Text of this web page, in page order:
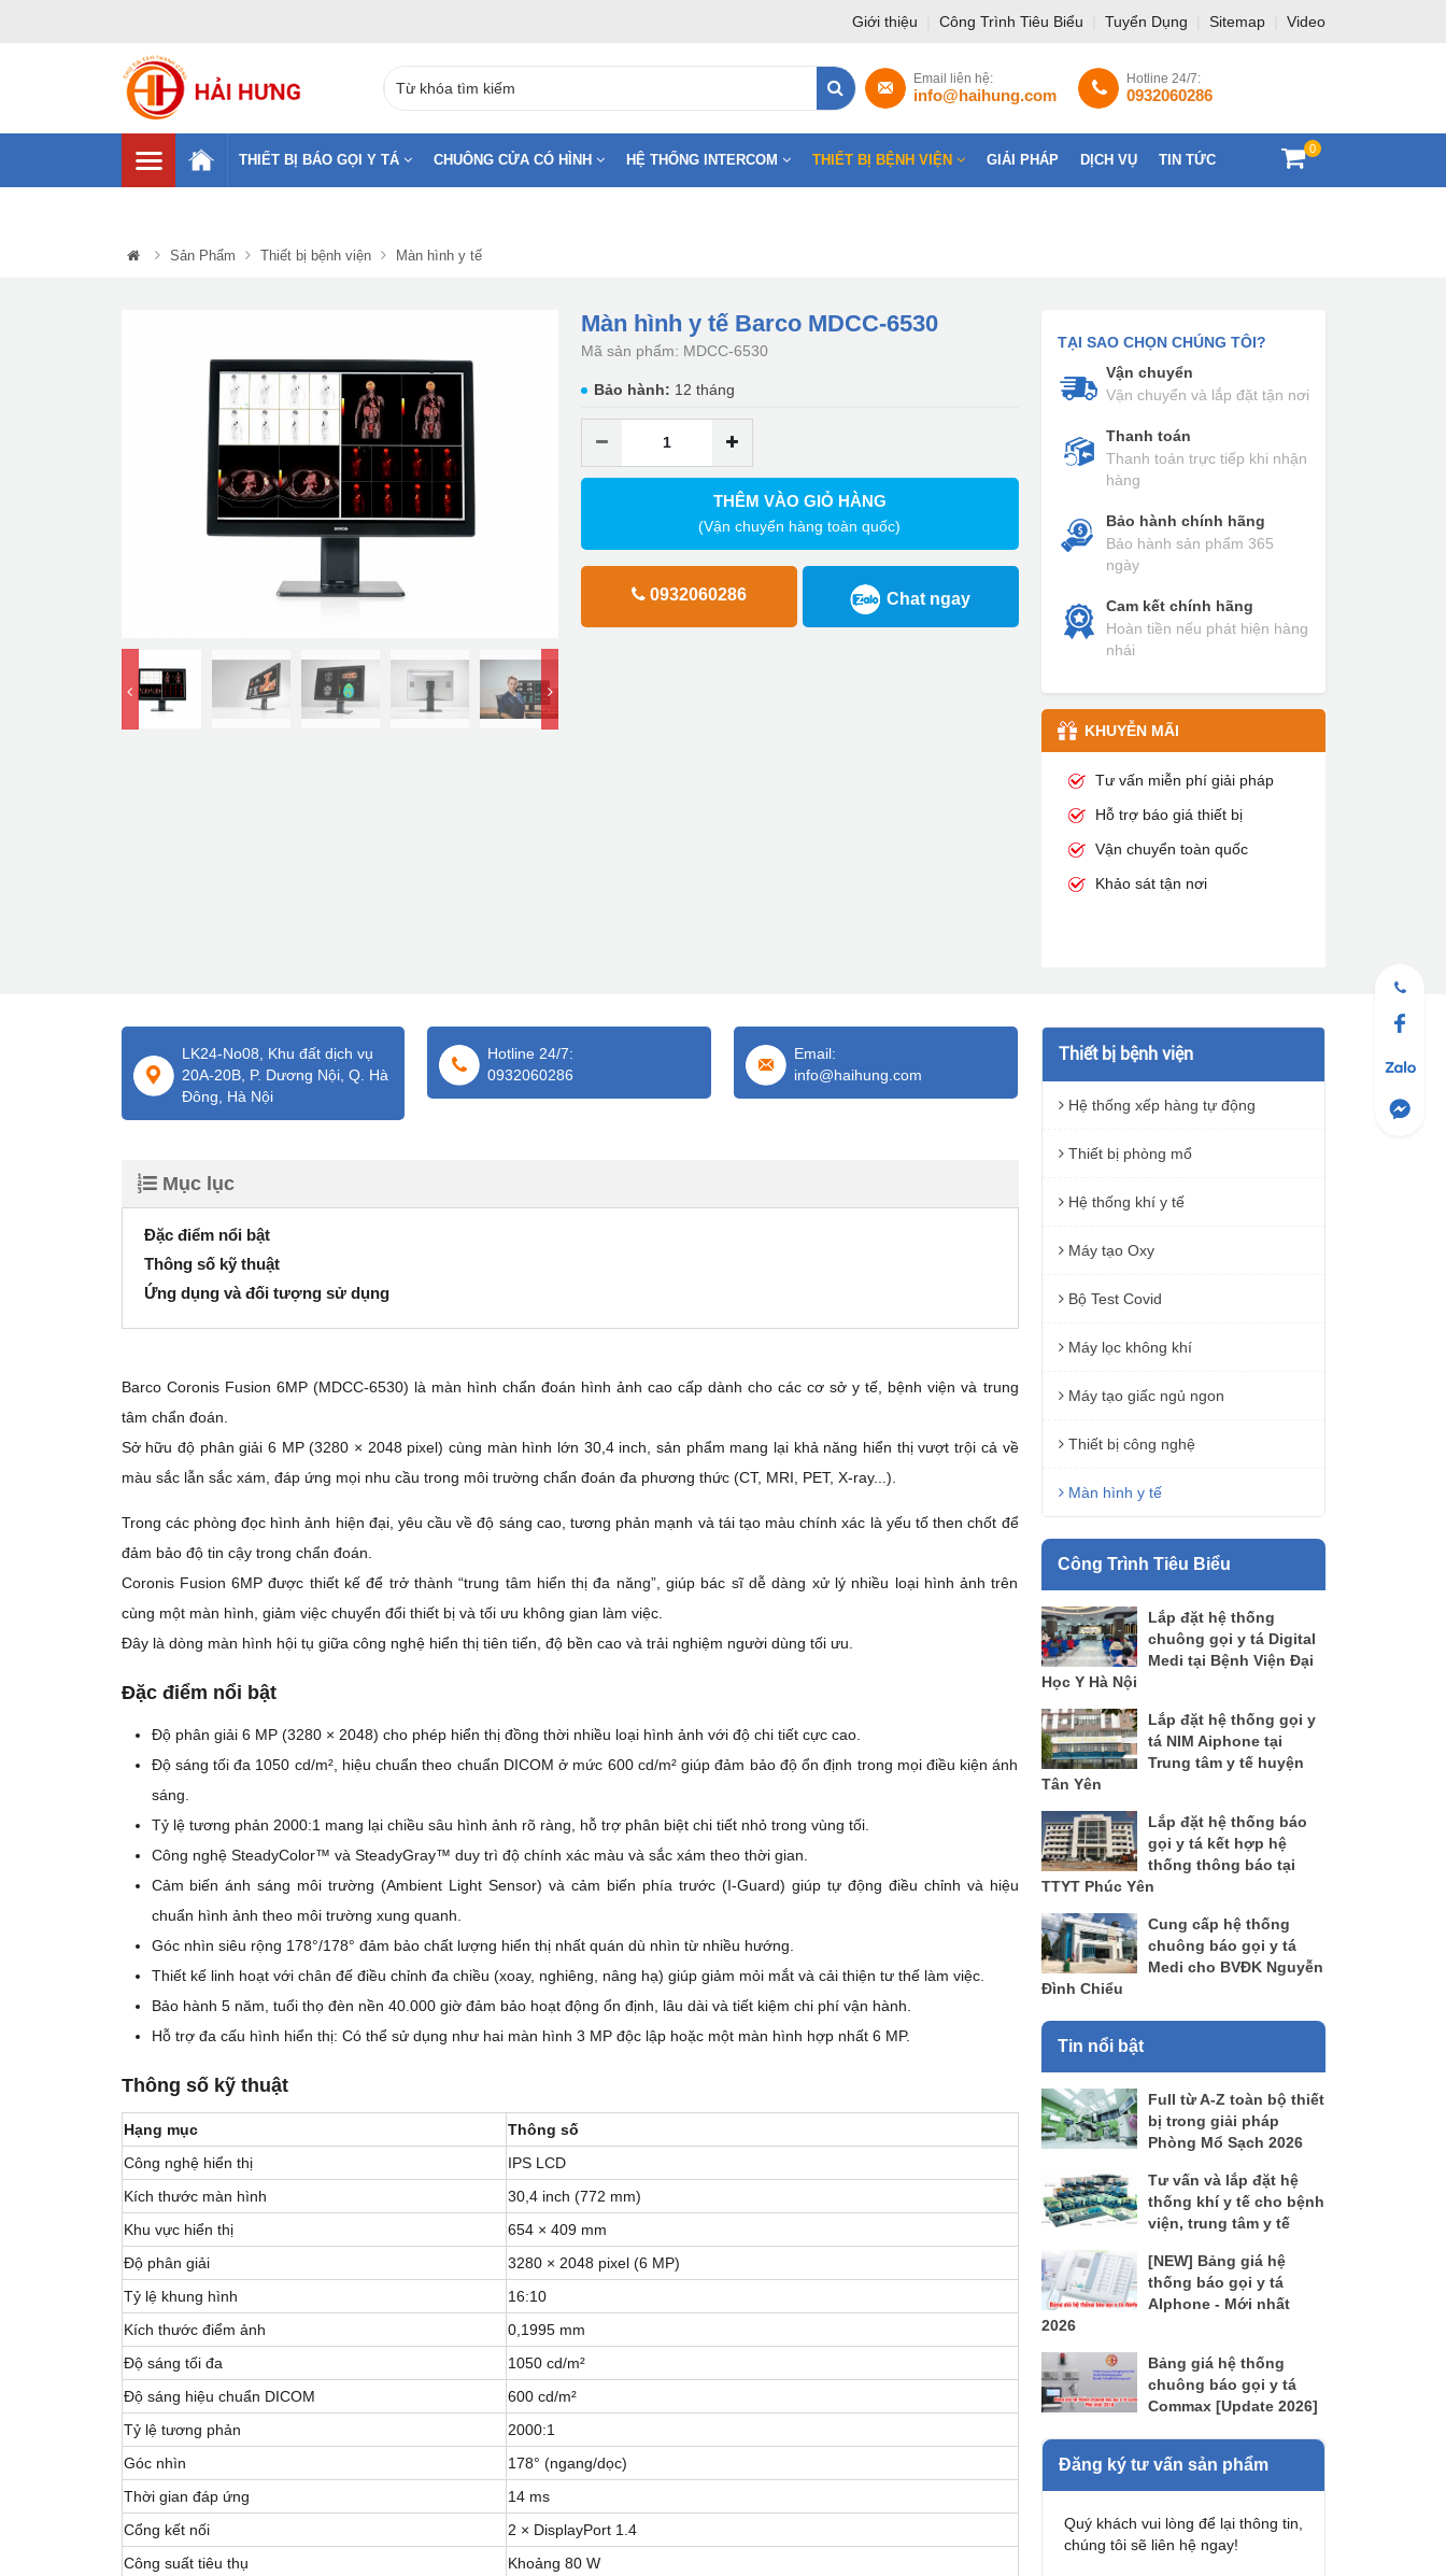
Giới thiệu Công Trình Tiêu Biểu Tuyển Dụng Sitemap Video
Hotline 24/7:
0932060286
Email liên hệ:
info@haihung.com
0
THIẾT BỊ BÁO GỌI Y TÁ CHUÔNG CỬA CÓ HÌNH HỆ THỐNG INTERCOM THIẾT BỊ BỆNH VIỆN GIẢI PHÁP DỊCH VỤ TIN TỨC
Sản Phẩm Thiết bị bệnh viện Màn hình y tế
Màn hình y tế Barco MDCC-6530
Mã sản phẩm: MDCC-6530
Bảo hành: 12 tháng
THÊM VÀO GIỎ HÀNG
(Vận chuyển hàng toàn quốc)
0932060286 Chat ngay
TẠI SAO CHỌN CHÚNG TÔI?
Vận chuyển
Vận chuyển và lắp đặt tận nơi
Thanh toán
Thanh toán trực tiếp khi nhận
hàng
Bảo hành chính hãng
Bảo hành sản phẩm 365
ngày
Cam kết chính hãng
Hoàn tiền nếu phát hiện hàng
nhái
KHUYỄN MÃI
Tư vấn miễn phí giải pháp
Hỗ trợ báo giá thiết bị
Vận chuyển toàn quốc
Khảo sát tận nơi
LK24-No08, Khu đất dịch vụ
20A-20B, P. Dương Nội, Q. Hà
Đông, Hà Nội
Hotline 24/7:
0932060286
Email:
info@haihung.com
Mục lục
Đặc điểm nổi bật
Thông số kỹ thuật
Ứng dụng và đối tượng sử dụng
Barco Coronis Fusion 6MP (MDCC-6530) là màn hình chẩn đoán hình ảnh cao cấp dành cho các cơ sở y tế, bệnh viện và trung
tâm chẩn đoán.
Sở hữu độ phân giải 6 MP (3280 × 2048 pixel) cùng màn hình lớn 30,4 inch, sản phẩm mang lại khả năng hiển thị vượt trội cả về
màu sắc lẫn sắc xám, đáp ứng mọi nhu cầu trong môi trường chẩn đoán đa phương thức (CT, MRI, PET, X-ray...).
Trong các phòng đọc hình ảnh hiện đại, yêu cầu về độ sáng cao, tương phản mạnh và tái tạo màu chính xác là yếu tố then chốt để
đảm bảo độ tin cậy trong chẩn đoán.
Coronis Fusion 6MP được thiết kế để trở thành “trung tâm hiển thị đa năng”, giúp bác sĩ dễ dàng xử lý nhiều loại hình ảnh trên
cùng một màn hình, giảm việc chuyển đổi thiết bị và tối ưu không gian làm việc.
Đây là dòng màn hình hội tụ giữa công nghệ hiển thị tiên tiến, độ bền cao và trải nghiệm người dùng tối ưu.
Đặc điểm nổi bật
Độ phân giải 6 MP (3280 × 2048) cho phép hiển thị đồng thời nhiều loại hình ảnh với độ chi tiết cực cao.
Độ sáng tối đa 1050 cd/m², hiệu chuẩn theo chuẩn DICOM ở mức 600 cd/m² giúp đảm bảo độ ổn định trong mọi điều kiện ánh
sáng.
Tỷ lệ tương phản 2000:1 mang lại chiều sâu hình ảnh rõ ràng, hỗ trợ phân biệt chi tiết nhỏ trong vùng tối.
Công nghệ SteadyColor™ và SteadyGray™ duy trì độ chính xác màu và sắc xám theo thời gian.
Cảm biến ánh sáng môi trường (Ambient Light Sensor) và cảm biến phía trước (I-Guard) giúp tự động điều chỉnh và hiệu
chuẩn hình ảnh theo môi trường xung quanh.
Góc nhìn siêu rộng 178°/178° đảm bảo chất lượng hiển thị nhất quán dù nhìn từ nhiều hướng.
Thiết kế linh hoạt với chân đế điều chỉnh đa chiều (xoay, nghiêng, nâng hạ) giúp giảm mỏi mắt và cải thiện tư thế làm việc.
Bảo hành 5 năm, tuổi thọ đèn nền 40.000 giờ đảm bảo hoạt động ổn định, lâu dài và tiết kiệm chi phí vận hành.
Hỗ trợ đa cấu hình hiển thị: Có thể sử dụng như hai màn hình 3 MP độc lập hoặc một màn hình hợp nhất 6 MP.
Thông số kỹ thuật
Hạng mục
Thông số
Công nghệ hiển thị
IPS LCD
Kích thước màn hình
30,4 inch (772 mm)
Khu vực hiển thị
654 × 409 mm
Độ phân giải
3280 × 2048 pixel (6 MP)
Tỷ lệ khung hình
16:10
Kích thước điểm ảnh
0,1995 mm
Độ sáng tối đa
1050 cd/m²
Độ sáng hiệu chuẩn DICOM
600 cd/m²
Tỷ lệ tương phản
2000:1
Góc nhìn
178° (ngang/dọc)
Thời gian đáp ứng
14 ms
Cổng kết nối
2 × DisplayPort 1.4
Công suất tiêu thụ
Khoảng 80 W
Thiết bị bệnh viện
Hệ thống xếp hàng tự động
Thiết bị phòng mổ
Hệ thống khí y tế
Máy tạo Oxy
Bộ Test Covid
Máy lọc không khí
Máy tạo giấc ngủ ngon
Thiết bị công nghệ
Màn hình y tế
Công Trình Tiêu Biểu
Lắp đặt hệ thống
chuông gọi y tá Digital
Medi tại Bệnh Viện Đại
Học Y Hà Nội
Lắp đặt hệ thống gọi y
tá NIM Aiphone tại
Trung tâm y tế huyện
Tân Yên
Lắp đặt hệ thống báo
gọi y tá kết hợp hệ
thống thông báo tại
TTYT Phúc Yên
Cung cấp hệ thống
chuông báo gọi y tá
Medi cho BVĐK Nguyễn
Đình Chiểu
Tin nổi bật
Full từ A-Z toàn bộ thiết
bị trong giải pháp
Phòng Mổ Sạch 2026
Tư vấn và lắp đặt hệ
thống khí y tế cho bệnh
viện, trung tâm y tế
[NEW] Bảng giá hệ
thống báo gọi y tá
AIphone - Mới nhất
2026
Bảng giá hệ thống
chuông báo gọi y tá
Commax [Update 2026]
Đăng ký tư vấn sản phẩm
Quý khách vui lòng để lại thông tin,
chúng tôi sẽ liên hệ ngay!